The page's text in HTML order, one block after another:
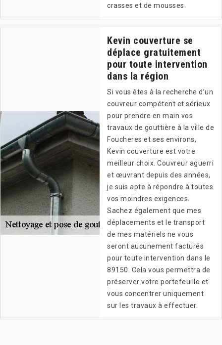
crasses et de mousses.
Kevin couverture se
déplace gratuitement
pour toute intervention
dans la région
Si vous êtes à la recherche d’un
couvreur compétent et sérieux
pour prendre en main vos
travaux de gouttière à la ville de
Foucheres et ses environs,
Kevin couverture est votre
meilleur choix. Couvreur aguerri
et œuvrant depuis des années,
je suis apte à répondre à toutes
vos moindres exigences.
Sachez également que mes
déplacements et le transport
de mes matériels ne vous
seront aucunement facturés
pour toute intervention dans le
89150. Cela vous permettra de
préserver votre portefeuille et
vous concentrer uniquement
sur les travaux à effectuer.